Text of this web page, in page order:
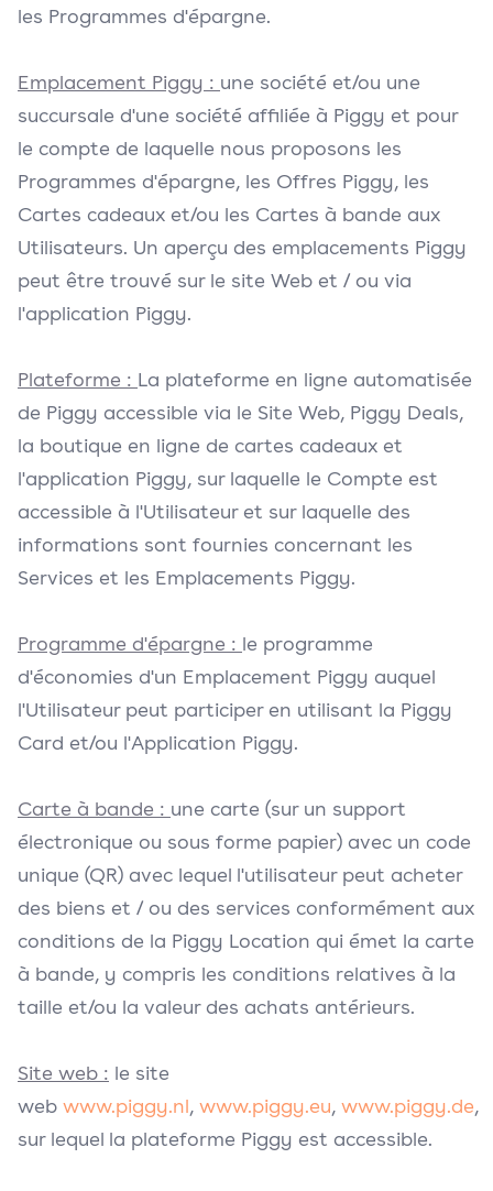
les Programmes d'épargne.
Emplacement Piggy : une société et/ou une
succursale d'une société affiliée à Piggy et pour
le compte de laquelle nous proposons les
Programmes d'épargne, les Offres Piggy, les
Cartes cadeaux et/ou les Cartes à bande aux
Utilisateurs. Un aperçu des emplacements Piggy
peut être trouvé sur le site Web et / ou via
l'application Piggy.
Plateforme : La plateforme en ligne automatisée
de Piggy accessible via le Site Web, Piggy Deals,
la boutique en ligne de cartes cadeaux et
l'application Piggy, sur laquelle le Compte est
accessible à l'Utilisateur et sur laquelle des
informations sont fournies concernant les
Services et les Emplacements Piggy.
Programme d'épargne : le programme
d'économies d'un Emplacement Piggy auquel
l'Utilisateur peut participer en utilisant la Piggy
Card et/ou l'Application Piggy.
Carte à bande : une carte (sur un support
électronique ou sous forme papier) avec un code
unique (QR) avec lequel l'utilisateur peut acheter
des biens et / ou des services conformément aux
conditions de la Piggy Location qui émet la carte
à bande, y compris les conditions relatives à la
taille et/ou la valeur des achats antérieurs.
Site web : le site
web www.piggy.nl, www.piggy.eu, www.piggy.de,
sur lequel la plateforme Piggy est accessible.